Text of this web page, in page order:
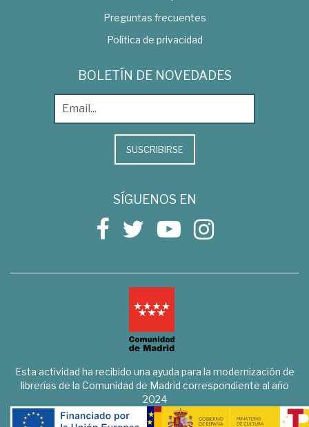
Preguntas frecuentes
Política de privacidad
BOLETÍN DE NOVEDADES
SUSCRIBIRSE
SÍGUENOS EN
Esta actividad ha recibido una ayuda para la modernización de
librerías de la Comunidad de Madrid correspondiente al año
2024